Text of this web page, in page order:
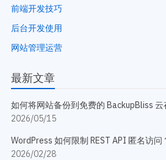
开发教程
主题开发分享
后台开发定制
开发文档手册
WP新闻资讯 电子
服务咨询
前端开发技巧
后台开发使用
网站管理运营
最新文章
如何将网站备份到免费的 BackupBliss
2026/05/15
WordPress 如何限制 REST API 匿名访问
2026/02/28